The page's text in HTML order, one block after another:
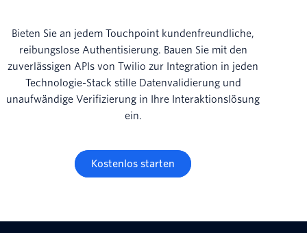
Bieten Sie an jedem Touchpoint kundenfreundliche,
reibungslose Authentisierung. Bauen Sie mit den
zuverlässigen APIs von Twilio zur Integration in jeden
Technologie-Stack stille Datenvalidierung und
unaufwändige Verifizierung in Ihre Interaktionslösung
ein.
Kostenlos starten